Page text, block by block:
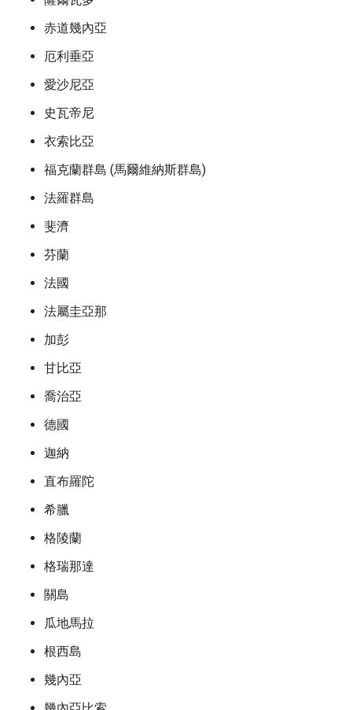
赤道幾內亞
厄利垂亞
愛沙尼亞
史瓦帝尼
衣索比亞
福克蘭群島 (馬爾維納斯群島)
法羅群島
斐濟
芬蘭
法國
法屬圭亞那
加彭
甘比亞
喬治亞
德國
迦納
直布羅陀
希臘
格陵蘭
格瑞那達
關島
瓜地馬拉
根西島
幾內亞